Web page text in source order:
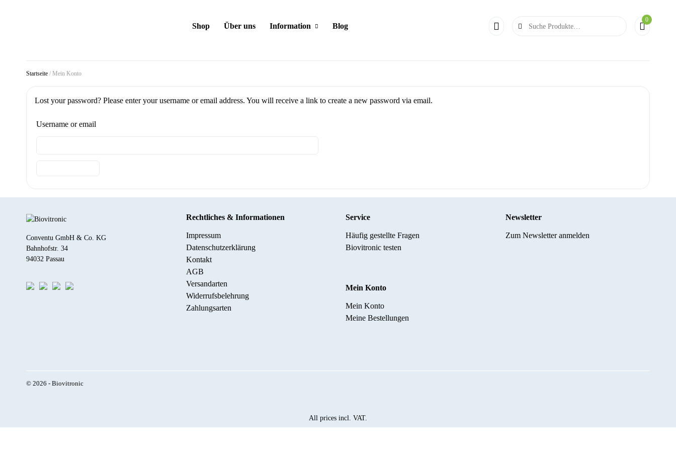
Shop Über uns Information Blog
for:
0
Startseite / Mein Konto
Lost your password? Please enter your username or email address. You will receive a link to create a new password via email.
Username or email
Conventu GmbH & Co. KG
Bahnhofstr. 34
94032 Passau
Rechtliches & Informationen
Impressum
Datenschutzerklärung
Kontakt
AGB
Versandarten
Widerrufsbelehrung
Zahlungsarten
Service
Häufig gestellte Fragen
Biovitronic testen
Mein Konto
Mein Konto
Meine Bestellungen
Newsletter
Zum Newsletter anmelden
© 2026 - Biovitronic
All prices incl. VAT.